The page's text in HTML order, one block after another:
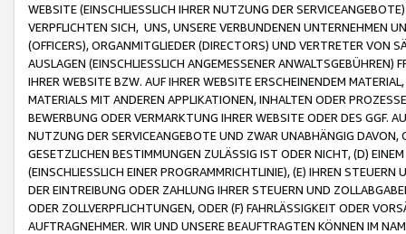
WEBSITE (EINSCHLIESSLICH IHRER NUTZUNG DER
VERPFLICHTEN SICH, UNS, UNSERE VERBUNDENEN UNTERNEHMEN
(OFFICERS), ORGANMITGLIEDER (DIRECTORS) UND VERTRETER VON
AUSLAGEN (EINSCHLIESSLICH ANGEMESSENER
IHRER WEBSITE BZW. AUF IHRER WEBSITE ERSCHEINENDEM
MATERIALS MIT ANDEREN APPLIKATIONEN, INHALTEN ODER
BEWERBUNG ODER VERMARKTUNG IHRER WEBSITE ODER DES GGF.
NUTZUNG DER SERVICEANGEBOTE UND ZWAR UNABHÄNGIG
GESETZLICHEN BESTIMMUNGEN ZULÄSSIG IST ODER NICHT, (D)
(EINSCHLIESSLICH EINER PROGRAMMRICHTLINIE), (E) IHREN
DER EINTREIBUNG ODER ZAHLUNG IHRER STEUERN UND
ODER ZOLLVERPFLICHTUNGEN, ODER (F) FAHRLÄSSIGKEIT ODER
AUFTRAGNEHMER. WIR UND UNSERE BEAUFTRAGTEN KÖNNEN IM